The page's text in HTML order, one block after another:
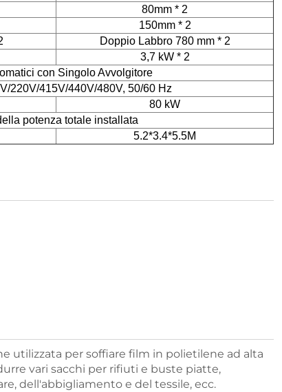
80mm * 2
150mm * 2
Doppio Labbro 780 mm * 2
3,7 kW * 2
con Singolo Avvolgitore
220V/415V/440V/480V, 50/60 Hz
80 kW
potenza totale installata
5.2*3.4*5.5M
utilizzata per soffiare film in polietilene ad alta
vari sacchi per rifiuti e buste piatte,
dell'abbigliamento e del tessile, ecc.